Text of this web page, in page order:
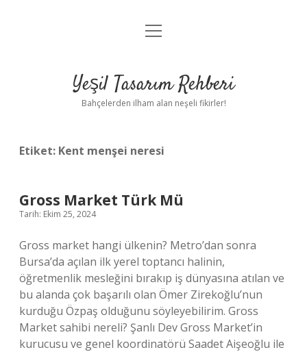
Anasayfa
Yasal Uyarı
menüyü
Yeşil Tasarım Rehberi
Bahçelerden ilham alan neşeli fikirler!
Etiket: Kent menşei neresi
Gross Market Türk Mü
Tarih: Ekim 25, 2024
Gross market hangi ülkenin? Metro’dan sonra
Bursa’da açılan ilk yerel toptancı halinin,
öğretmenlik mesleğini bırakıp iş dünyasına atılan ve
bu alanda çok başarılı olan Ömer Zirekoğlu’nun
kurduğu Özpaş olduğunu söyleyebilirim. Gross
Market sahibi nereli? Şanlı Dev Gross Market’in
kurucusu ve genel koordinatörü Saadet Aişeoğlu ile